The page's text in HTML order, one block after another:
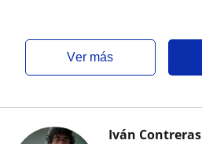
ver más
Iván Contreras